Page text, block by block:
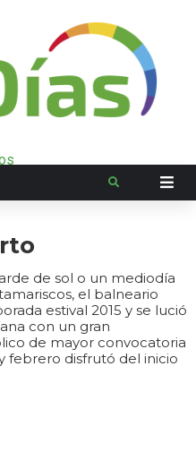
de sol o un mediodía
el balneario
estival 2015 y se lució
con un gran
de mayor convocatoria
febrero disfrutó del inicio